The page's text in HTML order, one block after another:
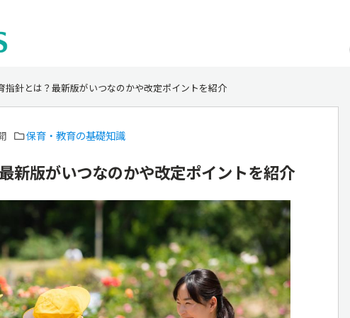
指針とは？最新版がいつなのかや改定ポイントを紹介
保育・教育の基礎知識
新版がいつなのかや改定ポイントを紹介